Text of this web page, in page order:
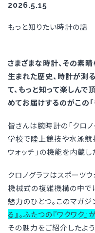
2026.5.15
もっと知りたい時計の
さまざまな時計、その素
生まれた歴史、時計が測
て、もっと知って楽しん
めてお届けするのがこの「
皆さんは腕時計の「クロ
学校で陸上競技や水泳競
ウォッチ」の機能を内蔵し
クロノグラフはスポーツ
機械式の複雑機構の中で
魅力のひとつ。このマガ
る』。ふたつの『ワクワク』
その魅力をご紹介したよ